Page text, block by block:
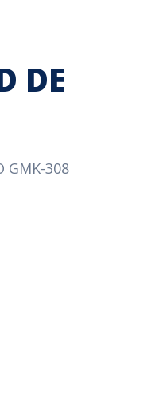
DE
GMK-308